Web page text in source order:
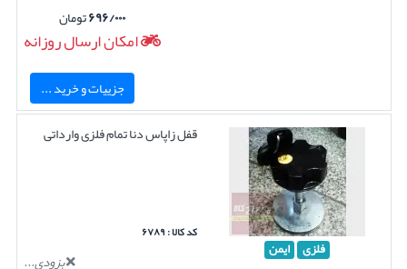
۶۹۶/۰۰۰تومان
امکان ارسال روزانه
جزییات و خرید ...
فلزی ایمن
قفل زاپاس دنا تمام فلزی وارداتی
کد کالا : ۶۷۸۹
بزودی...